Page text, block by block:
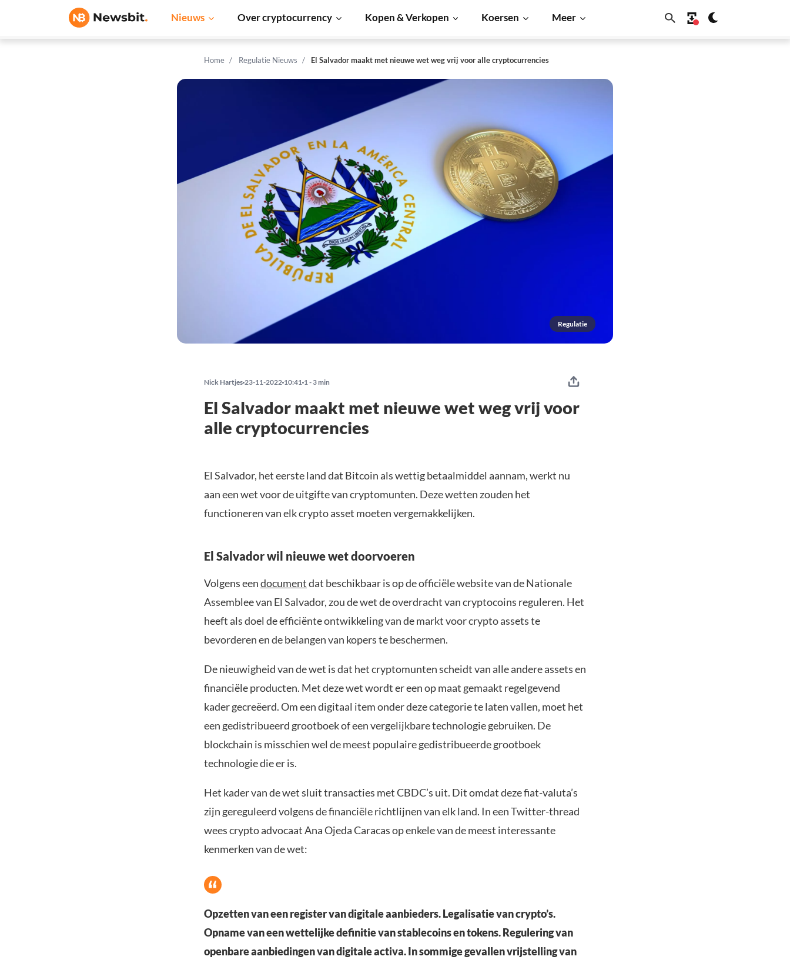
Nieuws Over cryptocurrency Kopen & Verkopen Koersen Meer
Home Regulatie Nieuws El Salvador maakt met nieuwe wet weg vrij voor alle cryptocurrencies
Regulatie
Nick Hartjes 23-11-2022 10:41 1 - 3 min
El Salvador maakt met nieuwe wet weg vrij voor
alle cryptocurrencies
El Salvador, het eerste land dat Bitcoin als wettig betaalmiddel aannam, werkt nu
aan een wet voor de uitgifte van cryptomunten. Deze wetten zouden het
functioneren van elk crypto asset moeten vergemakkelijken.
El Salvador wil nieuwe wet doorvoeren
Volgens eendocumentdat beschikbaar is op de officiële website van de Nationale
Assemblee van El Salvador, zou de wet de overdracht van cryptocoins reguleren. Het
heeft als doel de efficiënte ontwikkeling van de markt voor crypto assets te
bevorderen en de belangen van kopers te beschermen.
De nieuwigheid van de wet is dat het cryptomunten scheidt van alle andere assets en
financiële producten. Met deze wet wordt er een op maat gemaakt regelgevend
kader gecreëerd. Om een digitaal item onder deze categorie te laten vallen, moet het
een gedistribueerd grootboek of een vergelijkbare technologie gebruiken. De
blockchain is misschien wel de meest populaire gedistribueerde grootboek
technologie die er is.
Het kader van de wet sluit transacties met CBDC’s uit. Dit omdat deze fiat-valuta’s
zijn gereguleerd volgens de financiële richtlijnen van elk land. In een Twitter-thread
wees crypto advocaat Ana Ojeda Caracas op enkele van de meest interessante
kenmerken van de wet:
Opzetten van een register van digitale aanbieders. Legalisatie van crypto’s.
Opname van een wettelijke definitie van stablecoins en tokens. Regulering van
openbare aanbiedingen van digitale activa. In sommige gevallen vrijstelling van